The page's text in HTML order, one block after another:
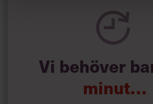
spelevink i högklackat, är hur jag
önskningar som svenskarna för fram i
Siri Wikander:
början av
Vi behöver
minut…